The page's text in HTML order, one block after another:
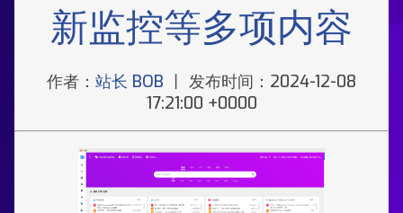
新监控等多项内容
作者： 站长 BOB 丨 发布时间：2024-12-08
17:21:00 +0000